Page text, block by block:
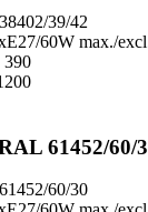
39/42
60W max./
390
61452/60/
60/30